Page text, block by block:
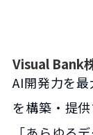
Visual Bank
AI開発力を
を構築・提